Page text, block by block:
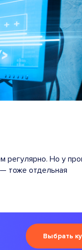
регулярно. Но у
тоже отдельная
Выбрать